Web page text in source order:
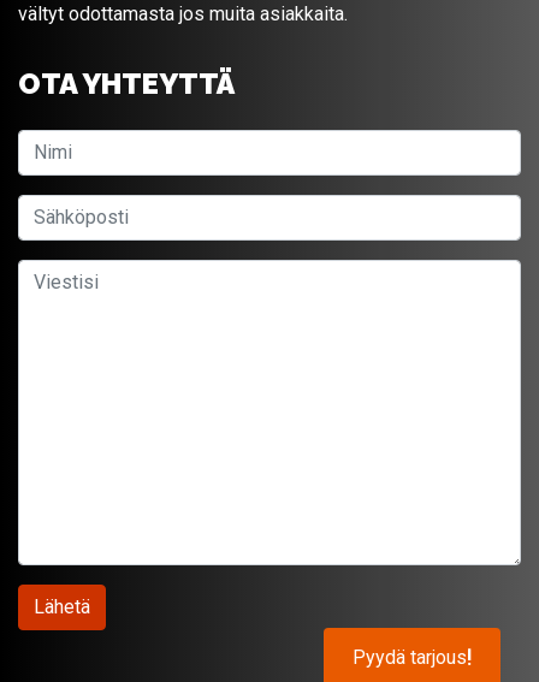
vältyt odottamasta jos muita asiakkaita.
OTA YHTEYTTÄ
Pyydä tarjous!